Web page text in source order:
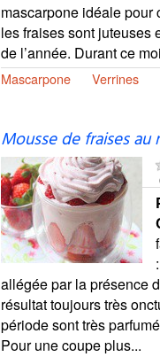
mascarpone idéale pour
les fraises sont juteuses
de l’année. Durant ce
Mascarpone Verrines
Mousse de fraises au
allégée par la présence
résultat toujours très
période sont très
Pour une coupe plus...